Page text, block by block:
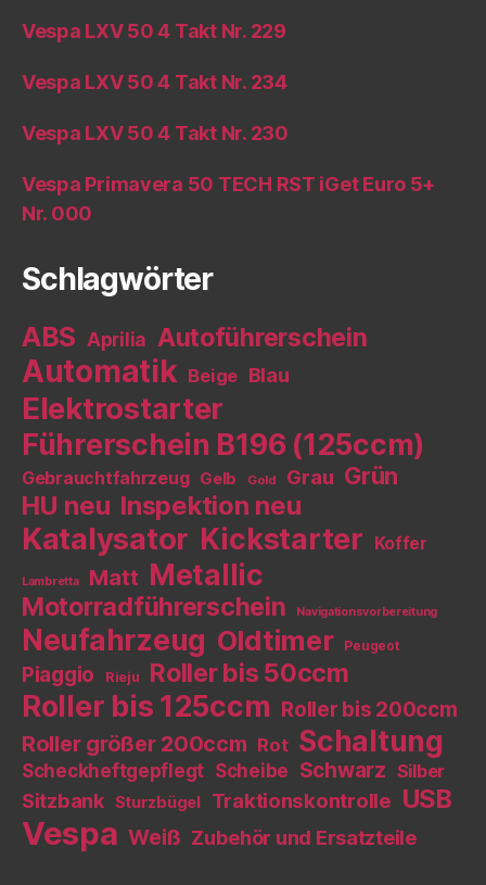
Vespa LXV 50 4 Takt Nr. 229
Vespa LXV 50 4 Takt Nr. 234
Vespa LXV 50 4 Takt Nr. 230
Vespa Primavera 50 TECH RST iGet Euro 5+
Nr. 000
Schlagwörter
ABS Aprilia Autoführerschein
Automatik Beige Blau
Elektrostarter
Führerschein B196 (125ccm)
Gebrauchtfahrzeug Gelb Gold Grau Grün
HU neu Inspektion neu
Katalysator Kickstarter Koffer
Lambretta Matt Metallic
Motorradführerschein Navigationsvorbereitung
Neufahrzeug Oldtimer Peugeot
Piaggio Rieju Roller bis 50ccm
Roller bis 125ccm Roller bis 200ccm
Roller größer 200ccm Rot Schaltung
Scheckheftgepflegt Scheibe Schwarz Silber
Sitzbank Sturzbügel Traktionskontrolle USB
Vespa Weiß Zubehör und Ersatzteile